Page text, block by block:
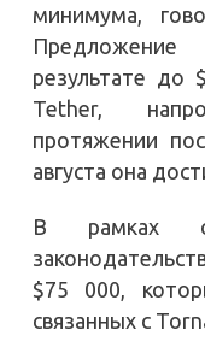
минимума,
Предложение
результате до
Tether,
протяжении
августа она
В рамках
$75 000,
связанных с